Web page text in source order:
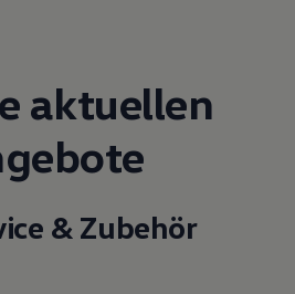
Apps, Login und Shop
Fahrzeug verbinden
Kundenbetreuung
Kontrollleuchten
aktuellen
& Zubehör